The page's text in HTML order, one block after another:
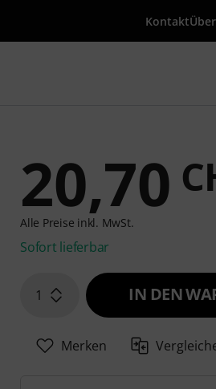
Kontakt
mit Suchwort {searchTerm}
20,70
Alle Preise inkl. MwSt.
Sofort lieferbar
1 IN DEN
Merken